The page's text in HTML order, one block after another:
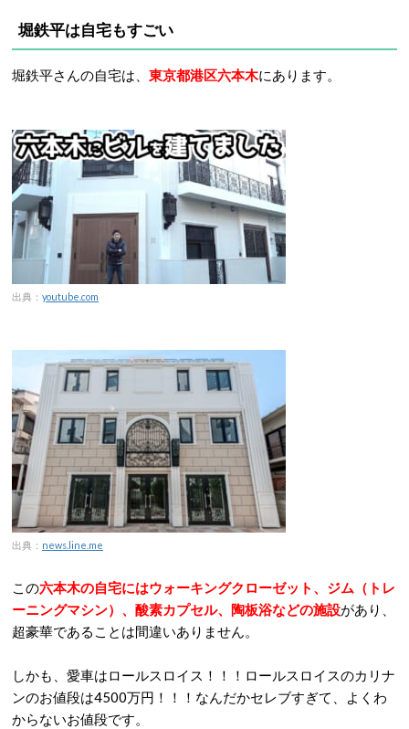
堀鉄平は自宅もすごい
堀鉄平さんの自宅は、 東京都港区六本木にあります。
出典： youtube.com
出典： news.line.me
この六本木の自宅にはウォーキングクローゼット、ジム（トレ
ーニングマシン）、酸素カプセル、陶板浴などの施設があり、
超豪華であることは間違いありません。
しかも、愛車はロールスロイス！！！ロールスロイスのカリナ
ンのお値段は4500万円！！！なんだかセレブすぎて、よくわ
からないお値段です。